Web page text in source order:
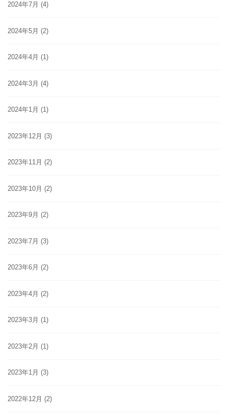
2024年7月 (4)
2024年5月 (2)
2024年4月 (1)
2024年3月 (4)
2024年1月 (1)
2023年12月 (3)
2023年11月 (2)
2023年10月 (2)
2023年9月 (2)
2023年7月 (3)
2023年6月 (2)
2023年4月 (2)
2023年3月 (1)
2023年2月 (1)
2023年1月 (3)
2022年12月 (2)